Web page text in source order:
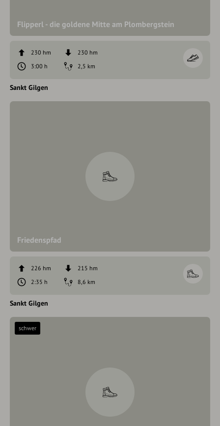
Flipperl - die goldene Mitte am Plombergstein
230 hm
230 hm
3:00 h
2,5 km
Sankt Gilgen
Friedenspfad
226 hm
215 hm
2:35 h
8,6 km
Sankt Gilgen
schwer